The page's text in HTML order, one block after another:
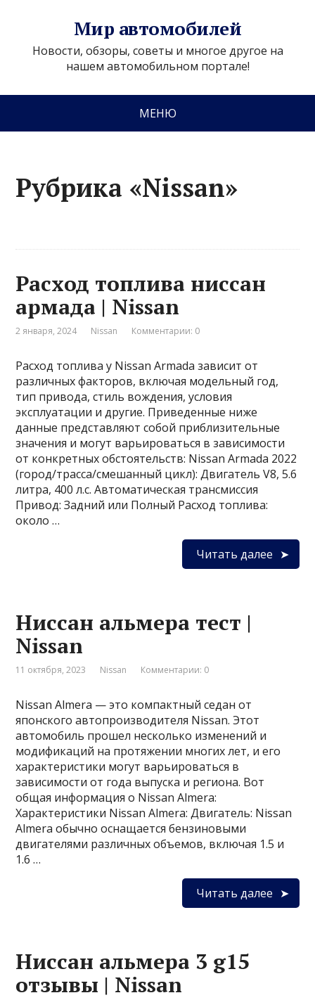
Мир автомобилей
Новости, обзоры, советы и многое другое на
нашем автомобильном портале!
МЕНЮ
Рубрика «Nissan»
Расход топлива ниссан
армада | Nissan
2 января, 2024 Nissan Комментарии: 0
Расход топлива у Nissan Armada зависит от
различных факторов, включая модельный год,
тип привода, стиль вождения, условия
эксплуатации и другие. Приведенные ниже
данные представляют собой приблизительные
значения и могут варьироваться в зависимости
от конкретных обстоятельств: Nissan Armada 2022
(город/трасса/смешанный цикл): Двигатель V8, 5.6
литра, 400 л.с. Автоматическая трансмиссия
Привод: Задний или Полный Расход топлива:
около …
Читать далее
Ниссан альмера тест |
Nissan
11 октября, 2023 Nissan Комментарии: 0
Nissan Almera — это компактный седан от
японского автопроизводителя Nissan. Этот
автомобиль прошел несколько изменений и
модификаций на протяжении многих лет, и его
характеристики могут варьироваться в
зависимости от года выпуска и региона. Вот
общая информация о Nissan Almera:
Характеристики Nissan Almera: Двигатель: Nissan
Almera обычно оснащается бензиновыми
двигателями различных объемов, включая 1.5 и
1.6 …
Читать далее
Ниссан альмера 3 g15
отзывы | Nissan